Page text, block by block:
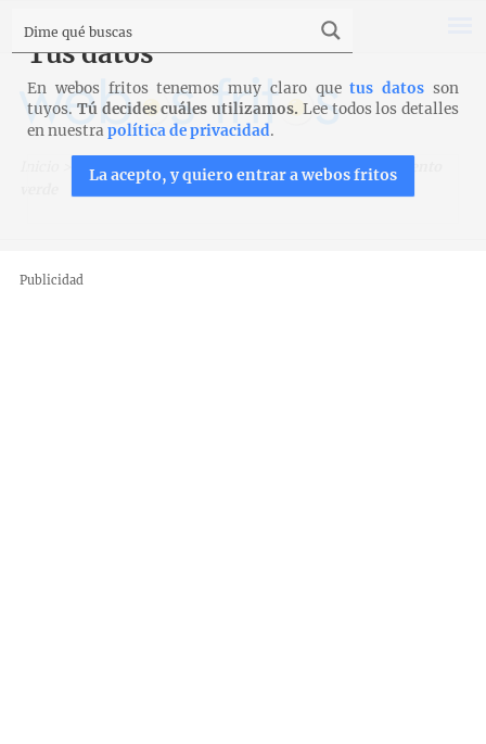
Recetas Entrantes y aperitivos
Lomo con pimiento
Publicidad
Tus datos
En webos fritos tenemos muy claro quetus datos son
tuyos. Tú decides cuáles utilizamos. Lee todos los detalles
en nuestrapolítica de privacidad.
La acepto, y quiero entrar a webos fritos